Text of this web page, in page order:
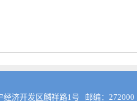
济开发区麟祥路1号 邮编：272000